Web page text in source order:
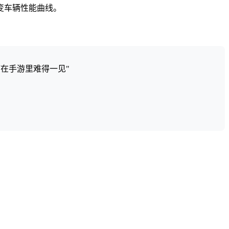
辆性能曲线。
手游里难得一见"